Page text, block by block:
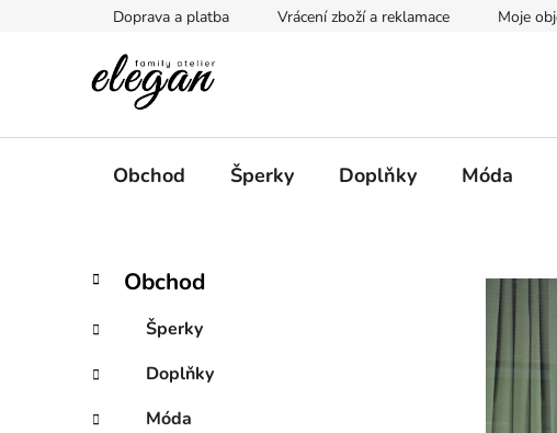
Doprava a platba Vrácení zboží a reklamace Moje
Obchod Šperky Doplňky Móda
P
s
r
a
Přeskočit
kategorie
K
a
e
g
o
r
Obchod
Šperky
Doplňky
Móda